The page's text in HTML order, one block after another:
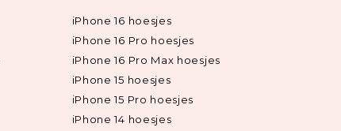
iPhone 16 hoesjes
iPhone 16 Pro hoesjes
iPhone 16 Pro Max hoesjes
iPhone 15 hoesjes
iPhone 15 Pro hoesjes
iPhone 14 hoesjes